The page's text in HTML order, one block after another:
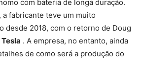
com bateria de longa duração.
, a fabricante teve um muito
desde 2018, com o retorno de Doug
Tesla . A empresa, no entanto, ainda
de como será a produção do